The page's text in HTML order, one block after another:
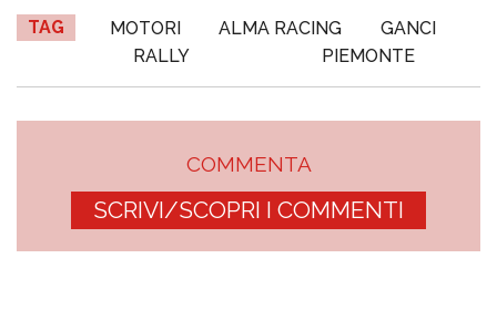
TAG MOTORI ALMA RACING
GANCI
RALLY
PIEMONTE
COMMENTA
SCRIVI/SCOPRI I COMMENTI